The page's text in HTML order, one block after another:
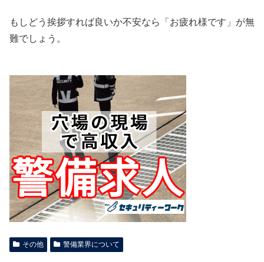
もしどう挨拶すれば良いか不安なら「お疲れ様です」が無
難でしょう。
その他 警備業界について